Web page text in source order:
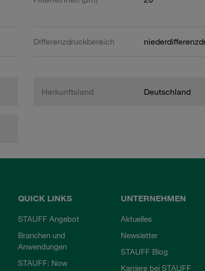
Differenzdruckbereich
Herkunftsland Deutschland
QUICK LINKS
STAUFF Angebot
Branchen und
Anwendungen
STAUFF: Now
UNTERNEHMEN
Aktuelles
Newsletter
STAUFF Blog
Karriere bei STAUFF